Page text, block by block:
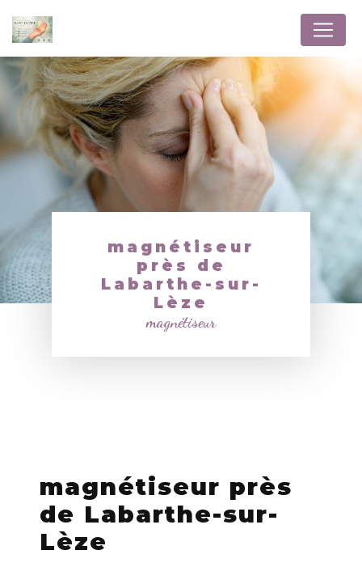
magnétiseur
près de
Labarthe-sur-
Lèze
magnétiseur
magnétiseur près
de Labarthe-sur-
Lèze